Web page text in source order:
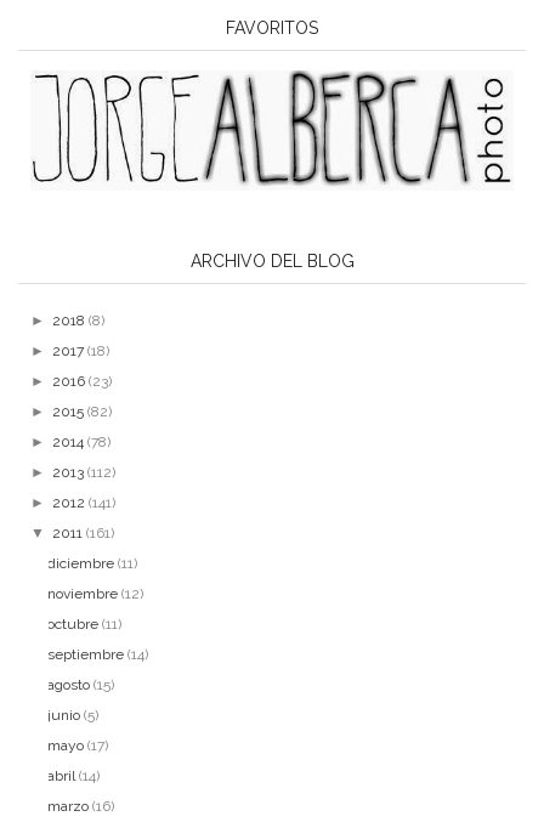
FAVORITOS
ARCHIVO DEL BLOG
► 2018 (8)
► 2017 (18)
► 2016 (23)
► 2015 (82)
► 2014 (78)
► 2013 (112)
► 2012 (141)
▼ 2011 (161)
diciembre(11)
noviembre(12)
octubre(11)
septiembre(14)
agosto(15)
junio(5)
mayo(17)
abril(14)
marzo(16)